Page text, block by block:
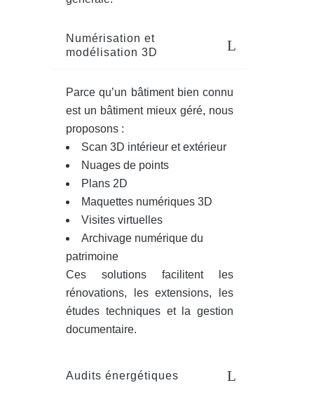
Numérisation et
modélisation 3D
Parce qu’un bâtiment bien connu
est un bâtiment mieux géré, nous
proposons :
Scan 3D intérieur et extérieur
Nuages de points
Plans 2D
Maquettes numériques 3D
Visites virtuelles
Archivage numérique du
patrimoine
Ces solutions facilitent les
rénovations, les extensions, les
études techniques et la gestion
documentaire.
Audits énergétiques